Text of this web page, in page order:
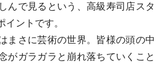
んで見るという、高級寿司店スタ
ントです。
まさに芸術の世界。皆様の頭の中
がガラガラと崩れ落ちていくこと